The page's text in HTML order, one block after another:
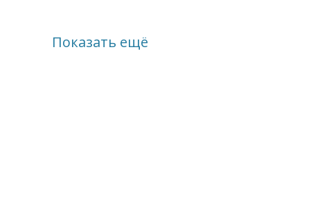
Показать ещё